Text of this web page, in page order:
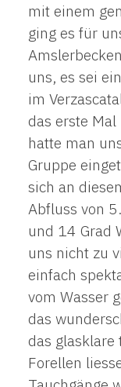
mit einem
ging es für
uns, es sei
im
das erste Mal
hatte man
Gruppe
sich an
Abfluss von
und 14 Grad
uns nicht zu
einfach
vom Wasser
das
das glasklare
Forellen